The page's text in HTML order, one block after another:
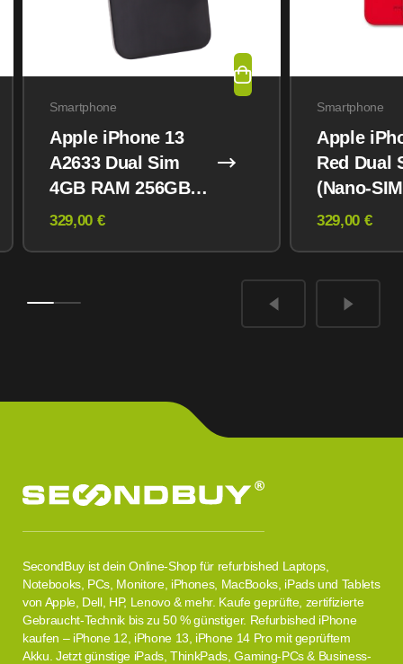
Smartphone
Apple iPhone 13
A2633 Dual Sim
4GB RAM 256GB
Midnight
329,00 €
Smartphone
Apple
Red Dual
(Nano-
eSIM)
329,00 €
SecondBuy ist dein Online-Shop für refurbished Laptops,
Notebooks, PCs, Monitore, iPhones, MacBooks, iPads und Tablets
von Apple, Dell, HP, Lenovo & mehr. Kaufe geprüfte, zertifizierte
Gebraucht-Technik bis zu 50 % günstiger. Refurbished iPhone
kaufen – iPhone 12, iPhone 13, iPhone 14 Pro mit geprüftem
Akku. Jetzt günstige iPads, ThinkPads, Gaming-PCs & Business-